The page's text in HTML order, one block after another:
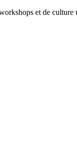
et de